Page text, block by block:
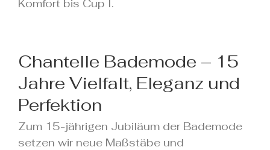
Komfort bis Cup I.
Chantelle Bademode – 15
Jahre Vielfalt, Eleganz und
Perfektion
Zum 15-jährigen Jubiläum der Bademode
setzen wir neue Maßstäbe und